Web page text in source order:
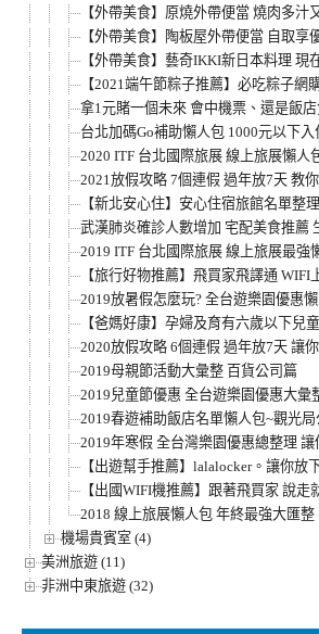
【外帶美食】原燒外帶便當 燒肉多
【外帶美食】陶板屋外帶便當 自取享
【外帶美食】藝奇IKKI新日本料理 現
【2021端午節粽子推薦】必吃粽子
拿1元賭一個未來 會中機票、還是飯
台北加碼Go補助懶人包 1000元以下
2020 ITF 台北國際旅展 線上旅展懶
2021放假攻略 7個連假 過年放7天 教
【新北安心住】安心住宿旅館名單整
武漢肺炎確診人數增加 宅配美食推薦
2019 ITF 台北國際旅展 線上旅展最
【旅行好物推薦】飛買家飛譯通 WIFI
2019放暑假怎麼玩? 全台遊樂園優惠
【爸媽好康】孕婦及育有六歲以下兒
2020放假攻略 6個連假 過年放7天 讓
2019母親節活動大彙整 百貨公司篇
2019兒童節優惠 全台遊樂園優惠大彙
2019春遊補助飯店名單懶人包~觀光
2019年寒假 全台灣樂園優惠總整理
【出遊幫手推薦】lalalocker。讓你
【出國WIFI機推薦】跟著飛買家 說走
2018 線上旅展懶人包 年終最強大匯
機場貴賓室 (4)
美洲旅遊 (11)
非洲中東旅遊 (32)